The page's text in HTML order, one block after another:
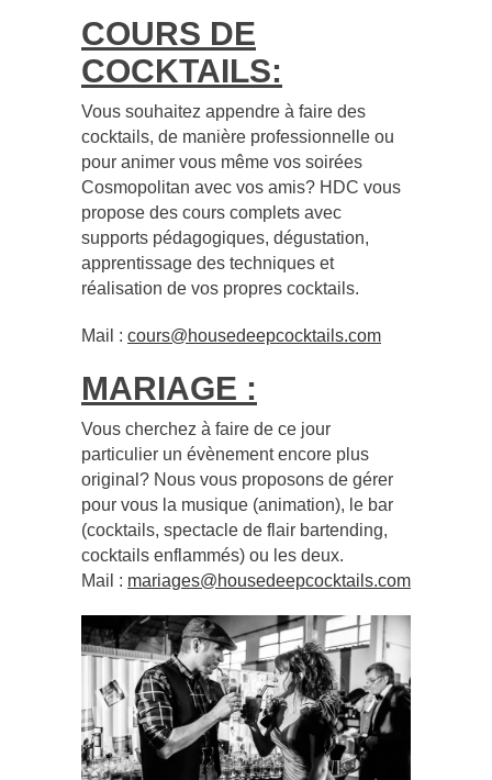
COURS DE
COCKTAILS:
Vous souhaitez appendre à faire des
cocktails, de manière professionnelle ou
pour animer vous même vos soirées
Cosmopolitan avec vos amis? HDC vous
propose des cours complets avec
supports pédagogiques, dégustation,
apprentissage des techniques et
réalisation de vos propres cocktails.
Mail : cours@housedeepcocktails.com
MARIAGE :
Vous cherchez à faire de ce jour
particulier un évènement encore plus
original? Nous vous proposons de gérer
pour vous la musique (animation), le bar
(cocktails, spectacle de flair bartending,
cocktails enflammés) ou les deux.
Mail : mariages@housedeepcocktails.com